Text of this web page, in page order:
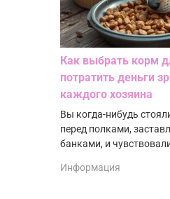
Как выбрать корм
потратить деньги
каждого хозяина
Вы когда-нибудь
перед полками,
банками, и
Информация